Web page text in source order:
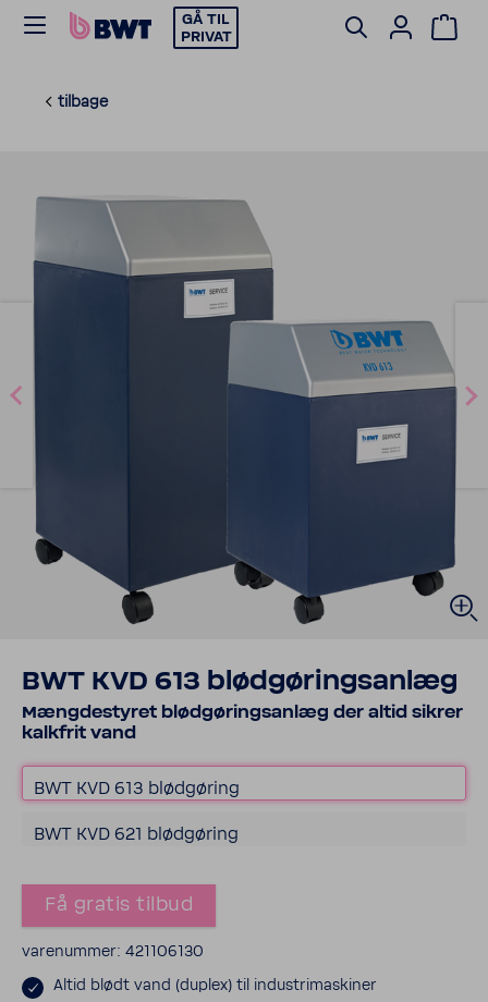
GÅ TIL
PRIVAT
tilbage
BWT KVD 613 blød­gø­rings­anlæg
Mæng­destyret blød­gø­rings­anlæg der altid sikrer
kalkfrit vand
BWT KVD 613 blød­gø­ring
BWT KVD 621 blød­gø­ring
Få gratis tilbud
vare­nummer: 421106130
Altid blødt vand (duplex) til indu­stri­ma­skiner